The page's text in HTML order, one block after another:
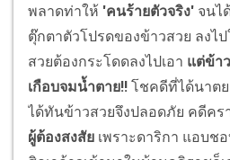
พลาดท่าให้ 'คนร้ายตัวจริง' จนไ
ตุ๊กตาตัวโปรดของข้าวสวย ลงไ
สวยต้องกระโดดลงไปเอา แต่ข้า
เกือบจมน้ำตาย!! โชคดีที่ได้นาตย
ได้ทันข้าวสวยจึงปลอดภัย คดีคร
ผู้ต้องสงสัย เพราะดาริกา แอบช